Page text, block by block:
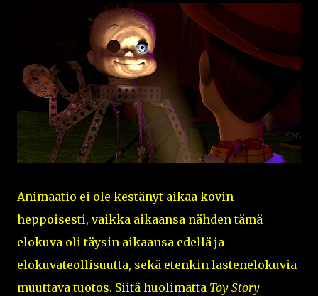
Animaatio ei ole kestänyt aikaa kovin
heppoisesti, vaikka aikaansa nähden tämä
elokuva oli täysin aikaansa edellä ja
elokuvateollisuutta, sekä etenkin lastenelokuvia
muuttava tuotos. Siitä huolimatta Toy Story